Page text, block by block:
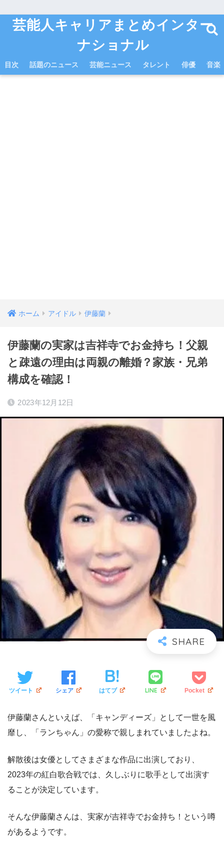
芸能人キャリアまとめインター
ナショナル
目次 話題のニュース 芸能ニュース タレント 俳優 音楽
ホーム アイドル 伊藤蘭
伊藤蘭の実家は吉祥寺でお金持ち！父親
と疎遠の理由は両親の離婚？家族・兄弟
構成を確認！
2023年12月12日
ツイート シェア はてブ LINE Pocket
伊藤蘭さんといえば、「キャンディーズ」として一世を風
靡し、「ランちゃん」の愛称で親しまれていましたよね。
解散後は女優としてさまざまな作品に出演しており、
2023年の紅白歌合戦では、久しぶりに歌手として出演す
ることが決定しています。
そんな伊藤蘭さんは、実家が吉祥寺でお金持ち！という噂
があるようです。